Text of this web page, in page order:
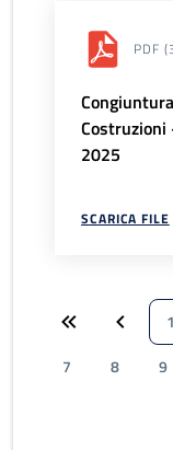
PDF
2025
SCARICA FILE
1
7
8 9